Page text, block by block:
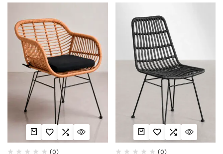
(0) (0)